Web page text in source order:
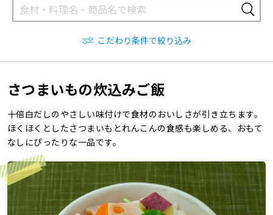
自由な詰め合わせ
特集
レシピ
ご利用ガイド 安全・安心への取り組み
よくあるご質問 サイトマップ
お問い合わせ カタログ請求
こだわり条件で絞り込み
さつまいもの炊込みご飯
十倍白だしのやさしい味付けで食材のおいしさが引き立ちます。
ほくほくとしたさつまいもとれんこんの食感も楽しめる、おもて
なしにぴったりな一品です。